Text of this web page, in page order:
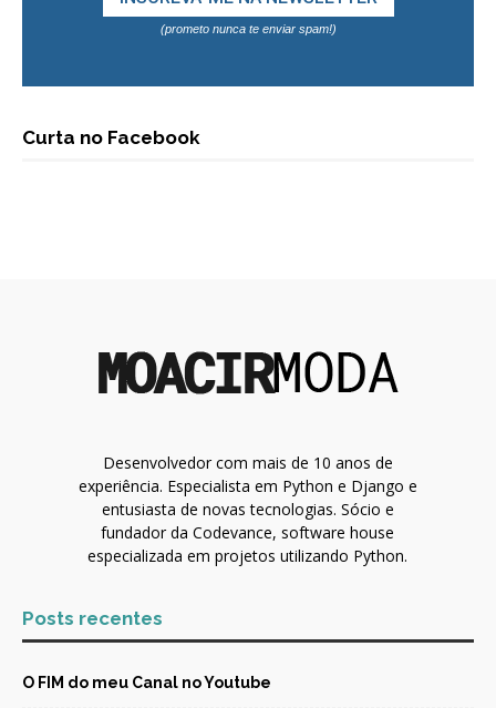
(prometo nunca te enviar spam!)
Curta no Facebook
Desenvolvedor com mais de 10 anos de
experiência. Especialista em Python e Django e
entusiasta de novas tecnologias. Sócio e
fundador da Codevance, software house
especializada em projetos utilizando Python.
Posts recentes
O FIM do meu Canal no Youtube